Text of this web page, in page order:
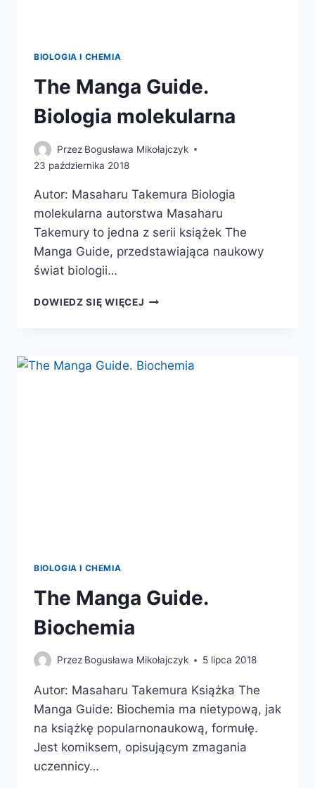
BIOLOGIA I CHEMIA
The Manga Guide.
Biologia molekularna
Przez Bogusława Mikołajczyk
23 października 2018
Autor: Masaharu Takemura Biologia
molekularna autorstwa Masaharu
Takemury to jedna z serii książek The
Manga Guide, przedstawiająca naukowy
świat biologii…
DOWIEDZ SIĘ WIĘCEJ THE
BIOLOGIA I CHEMIA
The Manga Guide.
Biochemia
Przez Bogusława Mikołajczyk 5 lipca 2018
Autor: Masaharu Takemura Książka The
Manga Guide: Biochemia ma nietypową, jak
na książkę popularnonaukową, formułę.
Jest komiksem, opisującym zmagania
uczennicy…